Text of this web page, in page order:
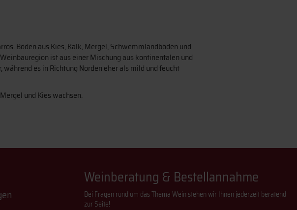
Böden aus Kies, Kalk, Mergel, Schwemmlandböden und
ist aus einer Mischung aus kontinentalen und
es in Richtung Norden eher als mild und feucht
und Kies wachsen.
Weinberatung & Bestellannahme
Bei Fragen rund um das Thema Wein stehen wir Ihnen jederzeit beratend
zur Seite!